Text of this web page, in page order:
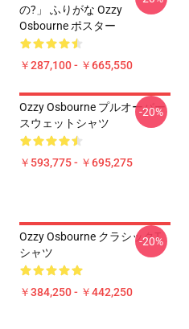
の?」 ふりがな Ozzy
Osbourne ポスター
￥287,100 - ￥665,550
Ozzy Osbourne プルオーバー
スウェットシャツ
￥593,775 - ￥695,275
-20%
Ozzy Osbourne クラシックT
シャツ
￥384,250 - ￥442,250
-20%